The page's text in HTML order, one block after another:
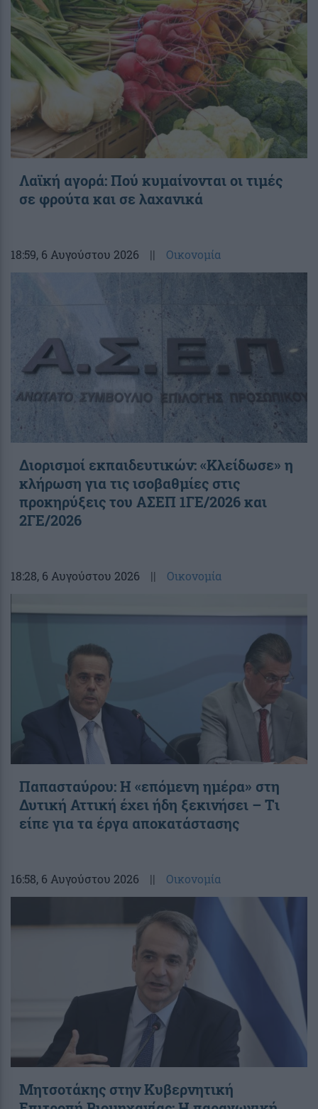
Λαϊκή αγορά: Πού κυμαίνονται οι τιμές
σε φρούτα και σε λαχανικά
18:59, 6 Αυγούστου 2026 || Οικονομία
Διορισμοί εκπαιδευτικών: «Κλείδωσε» η
κλήρωση για τις ισοβαθμίες στις
προκηρύξεις του ΑΣΕΠ 1ΓΕ/2026 και
2ΓΕ/2026
18:28, 6 Αυγούστου 2026 || Οικονομία
Παπασταύρου: Η «επόμενη ημέρα» στη
Δυτική Αττική έχει ήδη ξεκινήσει – Tι
είπε για τα έργα αποκατάστασης
16:58, 6 Αυγούστου 2026 || Οικονομία
Μητσοτάκης στην Κυβερνητική